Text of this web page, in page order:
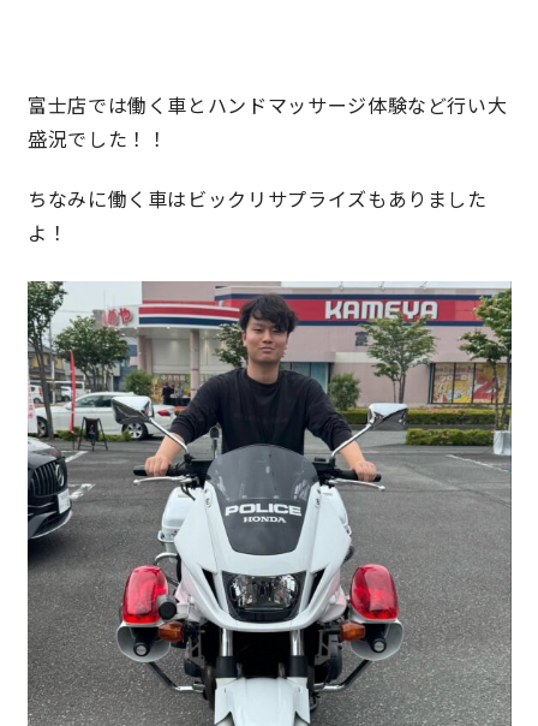
Groovin’
nattoku住宅25周年記念モデル
Blue Style
キママプラス
納得リフォームスタジオ nattoku リノベ
分譲住宅･不動産 スタッフブログ
施工事例 お客さまの声
お知らせ 土地情報
富士店では働く車とハンドマッサージ体験など行い大
盛況でした！！
ちなみに働く車はビックリサプライズもありました
よ！